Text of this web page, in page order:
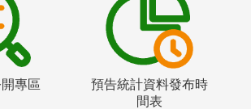
專區
預告統計資料發布時
間表